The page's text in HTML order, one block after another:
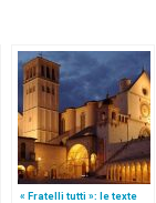
« Fratelli tutti »: le texte